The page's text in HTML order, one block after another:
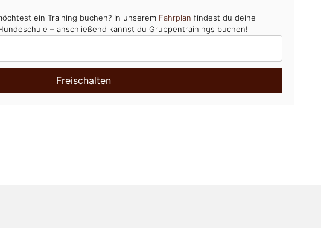
ein Training buchen? In unserem Fahrplan findest du deine
– anschließend kannst du Gruppentrainings buchen!
Freischalten